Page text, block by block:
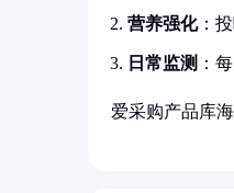
营养强化：
日常监测 ：
爱采购产品库